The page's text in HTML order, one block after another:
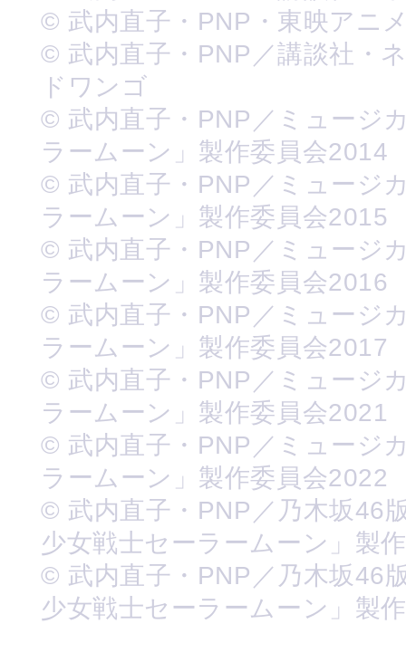
© 武内直子・PNP・東映アニ
© 武内直子・PNP／講談社・
ドワンゴ
© 武内直子・PNP／ミュージ
ラームーン」製作委員会2014
© 武内直子・PNP／ミュージ
ラームーン」製作委員会2015
© 武内直子・PNP／ミュージ
ラームーン」製作委員会2016
© 武内直子・PNP／ミュージ
ラームーン」製作委員会2017
© 武内直子・PNP／ミュージ
ラームーン」製作委員会2021
© 武内直子・PNP／ミュージ
ラームーン」製作委員会2022
© 武内直子・PNP／乃木坂46
少女戦士セーラームーン」製
© 武内直子・PNP／乃木坂46
少女戦士セーラームーン」製